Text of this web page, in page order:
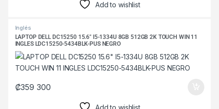
Add to wishlist
Inglés
LAPTOP DELL DC15250 15.6″ I5-1334U 8GB 512GB 2K TOUCH WIN 11
INGLES LDC15250-5434BLK-PUS NEGRO
₡359 300
Add to wishlist